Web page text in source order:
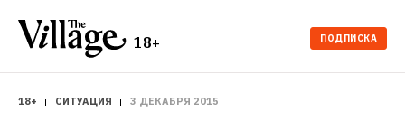
18+ ПОДПИСКА
18+ СИТУАЦИЯ 3 ДЕКАБРЯ 2015